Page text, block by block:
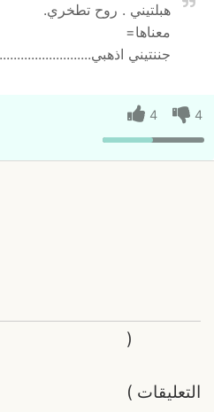
هبلتيني . روح تطخري.
معناها=
جننتيني
4
4
التعليقات
(
)